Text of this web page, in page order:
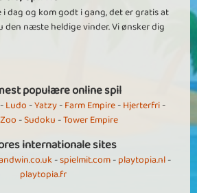
dag og kom godt i gang, det er gratis at
den næste heldige vinder. Vi ønsker dig
populære online spil
-Ludo-Yatzy-Farm Empire-Hjerterfri-
-Sudoku-Tower Empire
internationale sites
-spielmit.com-playtopia.nl-
playtopia.fr